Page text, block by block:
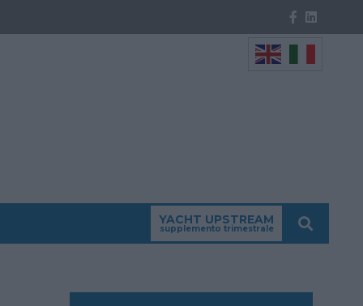
YACHT UPSTREAM
supplemento trimestrale